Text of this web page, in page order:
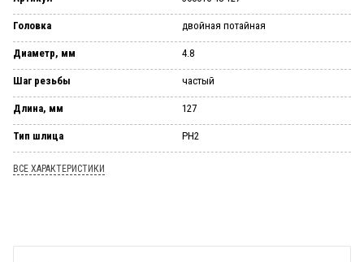
Головка двойная потайная
Диаметр, мм 4.8
Шаг резьбы частый
Длина, мм 127
Тип шлица PH2
ВСЕ ХАРАКТЕРИСТИКИ